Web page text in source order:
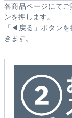
各商品ページにて
ンを押します。
「◀戻る」ボタン
きます。